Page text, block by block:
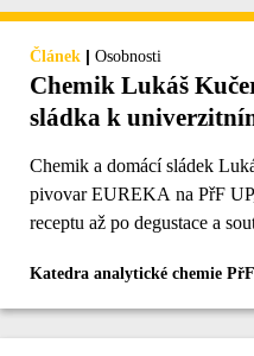
Článek | Osobnosti
Chemik Lukáš
sládka k
Chemik a domácí sládek
pivovar EUREKA na PřF
receptu až po degustace a
Katedra analytické chemie